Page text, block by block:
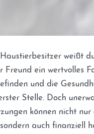
weißt
Freund ein wertvolles
und die
Stelle. Doch
können nicht nur
auch finanziell